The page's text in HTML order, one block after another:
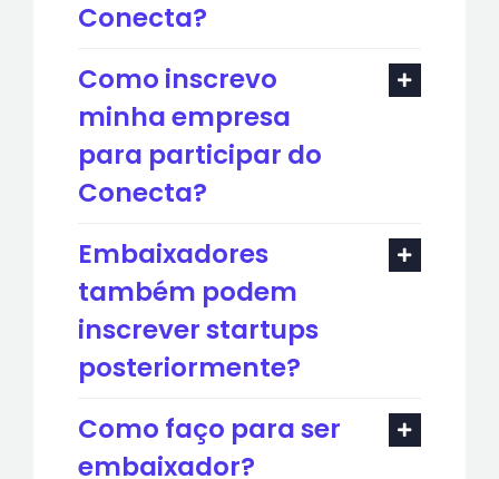
Conecta?
Como inscrevo
minha empresa
para participar do
Conecta?
Embaixadores
também podem
inscrever startups
posteriormente?
Como faço para ser
embaixador?